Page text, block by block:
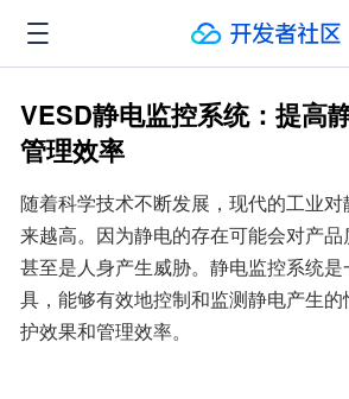
VESD静电监控系统：提高
管理效率
随着科学技术不断发展，现代的工业
来越高。因为静电的存在可能会对产品
甚至是人身产生威胁。静电监控系统
具，能够有效地控制和监测静电产生
护效果和管理效率。